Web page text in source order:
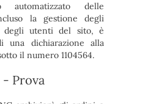
automatizzato delle
la gestione degli
degli utenti del sito, è
una dichiarazione alla
il numero 1104564.
Prova